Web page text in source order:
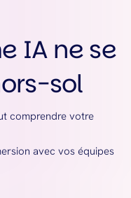
sol
comprendre votre
avec vos équipes